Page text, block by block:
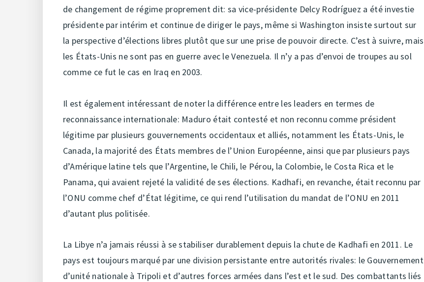
de changement de régime proprement dit: sa vice-présidente Delcy Rodríguez a été investie
présidente par intérim et continue de diriger le pays, même si Washington insiste surtout sur
la perspective d’élections libres plutôt que sur une prise de pouvoir directe. C’est à suivre, mais
les États-Unis ne sont pas en guerre avec le Venezuela. Il n’y a pas d’envoi de troupes au sol
comme ce fut le cas en Iraq en 2003.
Il est également intéressant de noter la différence entre les leaders en termes de
reconnaissance internationale: Maduro était contesté et non reconnu comme président
légitime par plusieurs gouvernements occidentaux et alliés, notamment les États-Unis, le
Canada, la majorité des États membres de l’Union Européenne, ainsi que par plusieurs pays
d’Amérique latine tels que l’Argentine, le Chili, le Pérou, la Colombie, le Costa Rica et le
Panama, qui avaient rejeté la validité de ses élections. Kadhafi, en revanche, était reconnu par
l’ONU comme chef d’État légitime, ce qui rend l’utilisation du mandat de l’ONU en 2011
d’autant plus politisée.
La Libye n’a jamais réussi à se stabiliser durablement depuis la chute de Kadhafi en 2011. Le
pays est toujours marqué par une division persistante entre autorités rivales: le Gouvernement
d’unité nationale à Tripoli et d’autres forces armées dans l’est et le sud. Des combattants liés